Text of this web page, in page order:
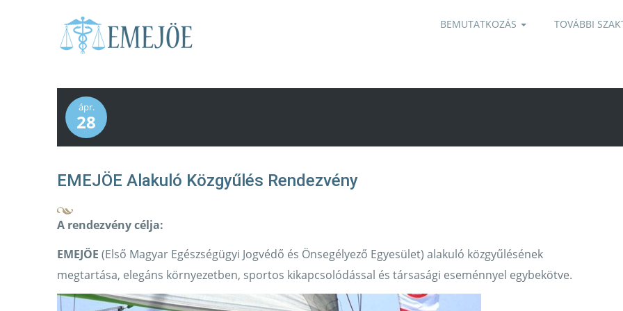
BEMUTATKOZÁS TOVÁBBI
ápr.
28
EMEJÖE Alakuló Közgyűlés Rendezvény
A rendezvény célja:
EMEJÖE (Első Magyar Egészségügyi Jogvédő és Önsegélyező Egyesület) alakuló közgyűlésének
megtartása, elegáns környezetben, sportos kikapcsolódással és társasági eseménnyel egybekötve.